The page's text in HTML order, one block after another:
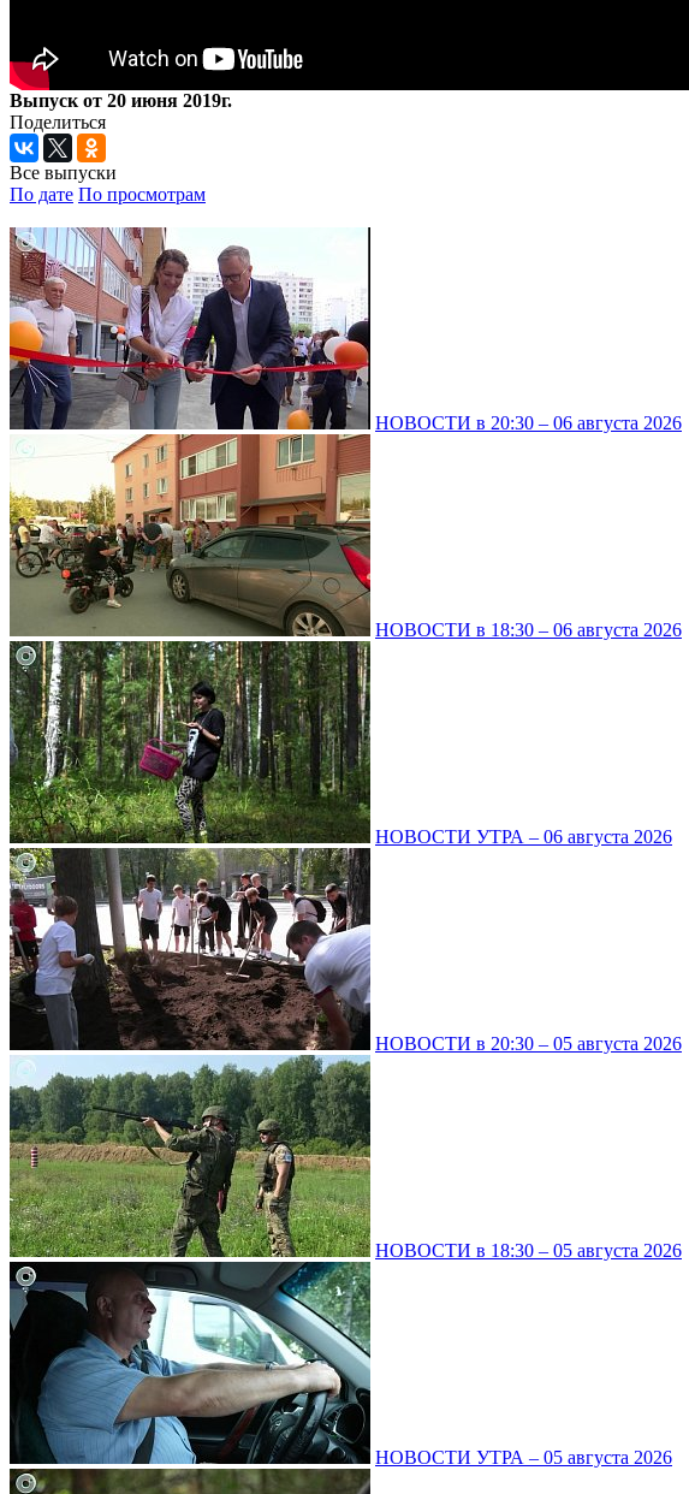
Выпуск от 20 июня 2019г.
Поделиться
Все выпуски
По дате По просмотрам
НОВОСТИ в 20:30 – 06 августа 2026
НОВОСТИ в 18:30 – 06 августа 2026
НОВОСТИ УТРА – 06 августа 2026
НОВОСТИ в 20:30 – 05 августа 2026
НОВОСТИ в 18:30 – 05 августа 2026
НОВОСТИ УТРА – 05 августа 2026